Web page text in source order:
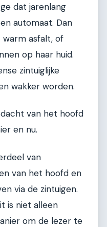
dat jarenlang
automaat. Dan
warm asfalt, of
op haar huid.
zintuiglijke
wakker worden.
van het hoofd
en nu.
van
van het hoofd en
via de zintuigen.
is niet alleen
om de lezer te